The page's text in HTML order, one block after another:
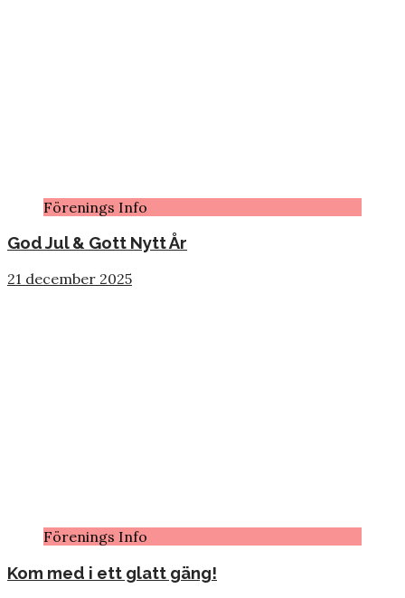
Förenings Info
God Jul & Gott Nytt År
21 december 2025
Förenings Info
Kom med i ett glatt gäng!